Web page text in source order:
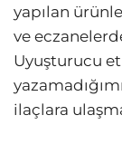
yapılan
ve
Uyuşturucu
ilaçlara